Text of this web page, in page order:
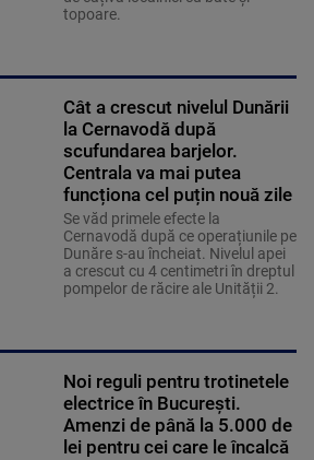
topoare.
Cât a crescut nivelul Dunării
la Cernavodă după
scufundarea barjelor.
Centrala va mai putea
funcționa cel puțin nouă zile
Se văd primele efecte la
Cernavodă după ce operațiunile pe
Dunăre s-au încheiat. Nivelul apei
a crescut cu 4 centimetri în dreptul
pompelor de răcire ale Unității 2.
Noi reguli pentru trotinetele
electrice în București.
Amenzi de până la 5.000 de
lei pentru cei care le încalcă